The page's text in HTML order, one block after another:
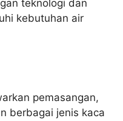
teknologi dan
kebutuhan air
pemasangan,
berbagai jenis kaca